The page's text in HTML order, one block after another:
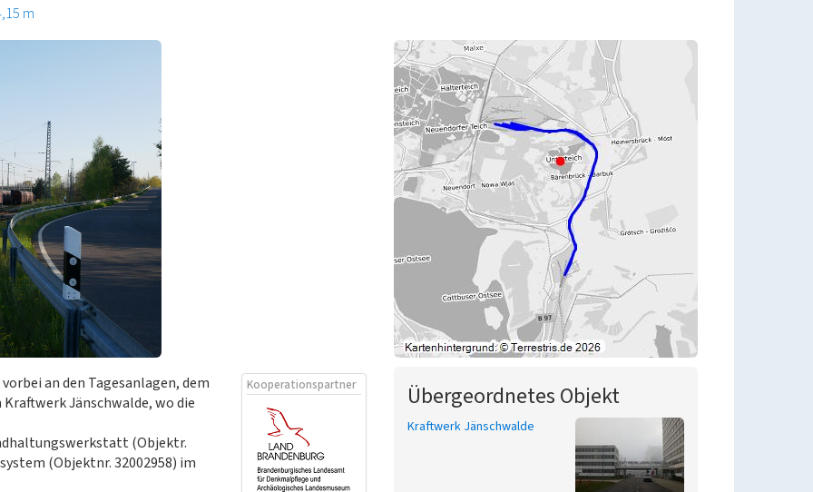
m
Kooperationspartner
an den Tagesanlagen, dem
Jänschwalde, wo die
(Objektr.
(Objektnr. 32002958) im
Übergeordnetes Objekt
Kraftwerk Jänschwalde